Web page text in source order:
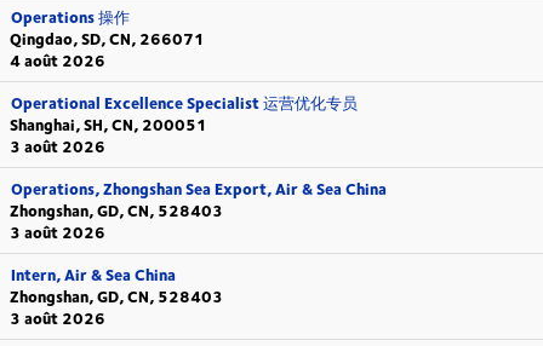
Operations 操作
Qingdao, SD, CN, 266071
4 août 2026
Operational Excellence Specialist 运营优化专员
Shanghai, SH, CN, 200051
3 août 2026
Operations, Zhongshan Sea Export, Air & Sea China
Zhongshan, GD, CN, 528403
3 août 2026
Intern, Air & Sea China
Zhongshan, GD, CN, 528403
3 août 2026